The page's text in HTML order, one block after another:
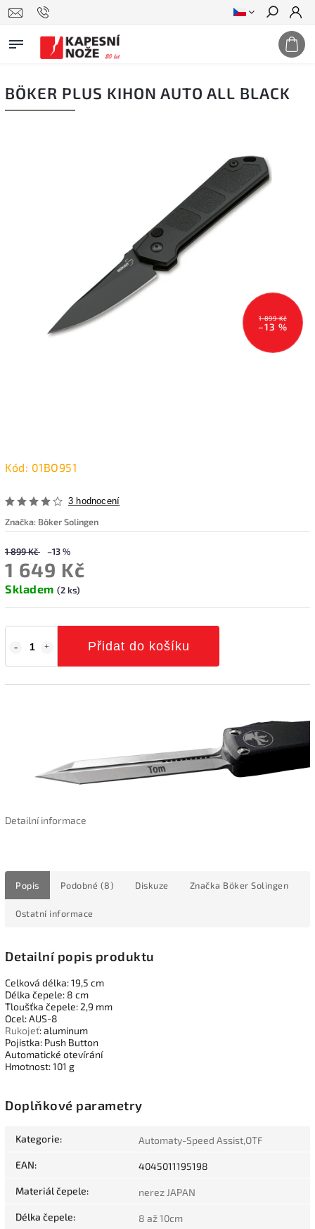
Hledat
BÖKER PLUS KIHON AUTO ALL BLACK
1 899 Kč
–13 %
Kód: 01BO951
3 hodnocení
Značka: Böker Solingen
1 899 Kč –13 %
1 649 Kč
Skladem (2 ks)
Přidat do košíku
Detailní informace
Popis Podobné (8) Diskuze Značka Böker Solingen
Ostatní informace
Detailní popis produktu
Celková délka: 19,5 cm
Délka čepele: 8 cm
Tloušťka čepele: 2,9 mm
Ocel: AUS-8
Rukojeť: aluminum
Pojistka: Push Button
Automatické otevírání
Hmotnost: 101 g
Doplňkové parametry
Kategorie: Automaty-Speed Assist,OTF
EAN: 4045011195198
Materiál čepele: nerez JAPAN
Délka čepele: 8 až 10cm